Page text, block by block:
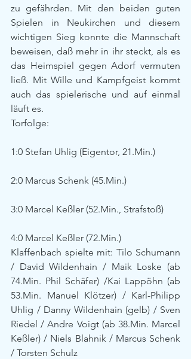
zu gefährden. Mit den beiden guten
Spielen in Neukirchen und diesem
wichtigen Sieg konnte die Mannschaft
beweisen, daß mehr in ihr steckt, als es
das Heimspiel gegen Adorf vermuten
ließ. Mit Wille und Kampfgeist kommt
auch das spielerische und auf einmal
läuft es.
Torfolge:
1:0 Stefan Uhlig (Eigentor, 21.Min.)
2:0 Marcus Schenk (45.Min.)
3:0 Marcel Keßler (52.Min., Strafstoß)
4:0 Marcel Keßler (72.Min.)
Klaffenbach spielte mit: Tilo Schumann
/ David Wildenhain / Maik Loske (ab
74.Min. Phil Schäfer) /Kai Lappöhn (ab
53.Min. Manuel Klötzer) / Karl-Philipp
Uhlig / Danny Wildenhain (gelb) / Sven
Riedel / Andre Voigt (ab 38.Min. Marcel
Keßler) / Niels Blahnik / Marcus Schenk
/ Torsten Schulz